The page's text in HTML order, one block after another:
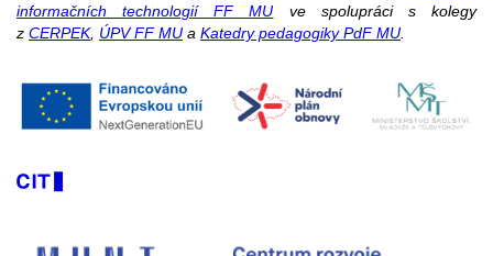
informačních technologií FF MU ve spolupráci s kolegy
z CERPEK, ÚPV FF MU a Katedry pedagogiky PdF MU